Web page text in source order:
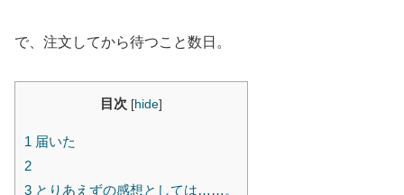
で、注文してから待つこと数日。
目次 [hide]
1 届いた
2
3 とりあえずの感想としては……。